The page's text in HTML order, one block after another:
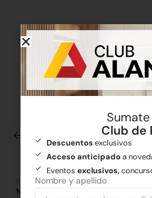
Ferretería
Maza de 1kg
Club de
Descuentosexclusivos
Acceso anticipadoa
Eventos exclusivos,
Nombre y apellido